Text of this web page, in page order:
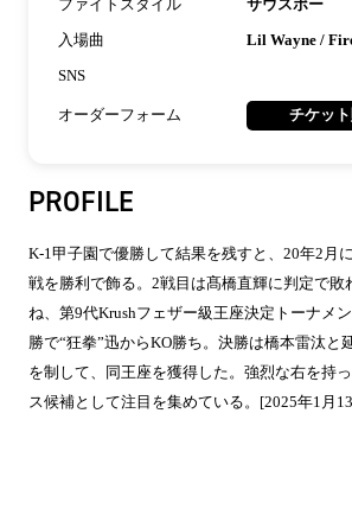
ファイトスタイル サウスポー
入場曲 Lil Wayne /
SNS
オーダーフォーム チケッ
PROFILE
K-1甲子園で優勝して結果を残すと、20年2月
戦を勝利で飾る。2戦目は髙橋直輝に判定で敗
ね、第9代Krushフェザー級王座決定トーナメ
勝で“狂拳”迅からKO勝ち。決勝は橋本雷汰と
を制して、同王座を獲得した。強烈な右を持
ス候補として注目を集めている。[2025年1月